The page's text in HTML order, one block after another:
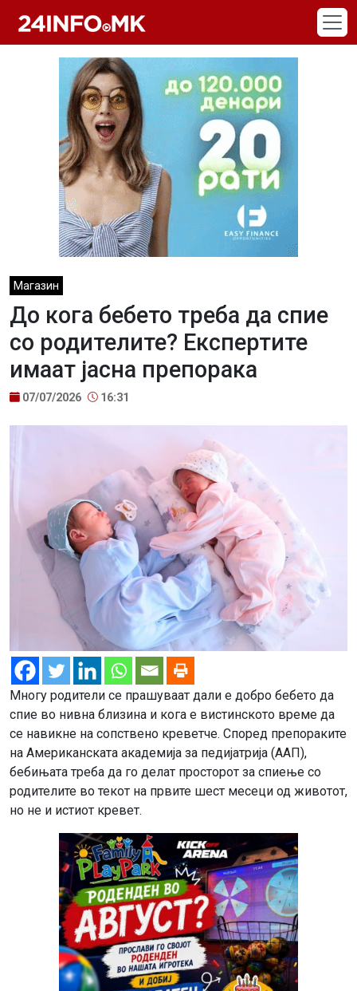
Магазин
До кога бебето треба да спие
со родителите? Експертите
имаат јасна препорака
07/07/2026 16:31
Многу родители се прашуваат дали е добро бебето да
спие во нивна близина и кога е вистинското време да
се навикне на сопствено креветче. Според препораките
на Американската академија за педијатрија (ААП),
бебињата треба да го делат просторот за спиење со
родителите во текот на првите шест месеци од животот,
но не и истиот кревет.